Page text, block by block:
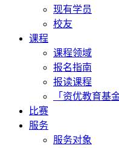
现有学员
校友
课程
课程领域
报名指南
报读课程
「资优教育基
比赛
服务
服务对象